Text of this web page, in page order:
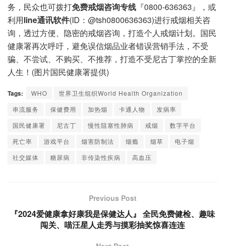
务，民众也可拨打免费戒烟咨询专线 『0800-636363』，或
利用line通讯软件(ID：@tsh0800636363)进行戒烟相关咨
询，透过方便、隐密的戒烟咨询，打造个人戒烟计划。国民
健康署再次呼吁，避免误信烟品业者错误营销手法，不受
骗、不尝试、不购买、不推荐，打造不受尼古丁掌控的全新
人生！(图片国民健康署提供)
Tags: WHO
世界卫生组织World Health Organization
串流服务
保健费用 加热烟 卡通人物
发病率
国民健康署
尼古丁 慢性阻塞性肺病 戒烟
数字平台
死亡率
游戏平台 烟害防制法 烟瘾 烟草
电子烟
社交媒体
糖尿病 非传染性疾病 高血压
Previous Post
『2024爱健康拿好康我是保健达人』 全民免费健检、趣味
闯关、喵汪星人走秀与摸彩抽奖惊喜连连